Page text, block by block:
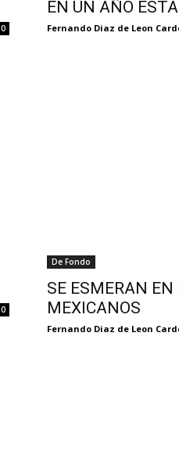
0
EN UN AÑO
Fernando Diaz de Leon
0
De Fondo
SE ESMERAN EN
MEXICANOS
Fernando Diaz de Leon